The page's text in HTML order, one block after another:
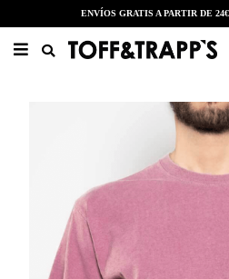
ENVÍOS GRATIS A PARTIR DE